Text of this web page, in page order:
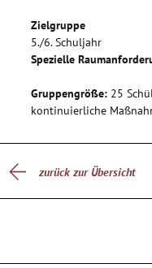
Zielgruppe
5./6. Schuljahr
Spezielle
Gruppengröße: 25
kontinuierliche
zurück zur Übersicht